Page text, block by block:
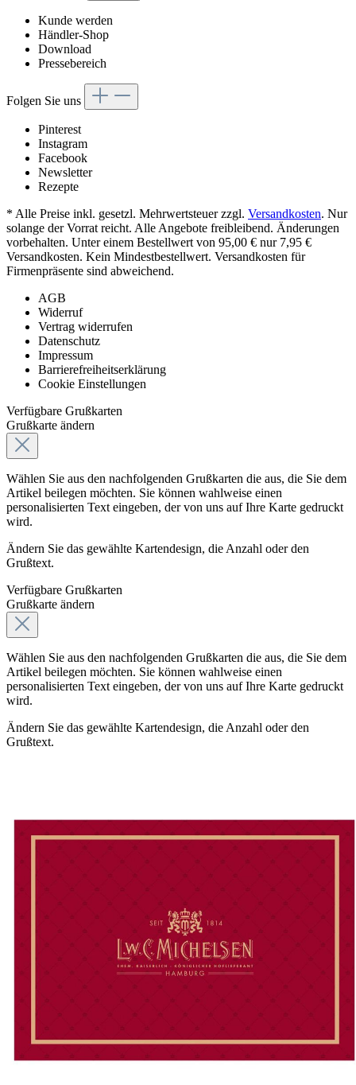
Kunde werden
Händler-Shop
Download
Pressebereich
Folgen Sie uns
Pinterest
Instagram
Facebook
Newsletter
Rezepte
* Alle Preise inkl. gesetzl. Mehrwertsteuer zzgl. Versandkosten. Nur
solange der Vorrat reicht. Alle Angebote freibleibend. Änderungen
vorbehalten. Unter einem Bestellwert von 95,00 € nur 7,95 €
Versandkosten. Kein Mindestbestellwert. Versandkosten für
Firmenpräsente sind abweichend.
AGB
Widerruf
Vertrag widerrufen
Datenschutz
Impressum
Barrierefreiheitserklärung
Cookie Einstellungen
Verfügbare Grußkarten
Grußkarte ändern
Wählen Sie aus den nachfolgenden Grußkarten die aus, die Sie dem
Artikel beilegen möchten. Sie können wahlweise einen
personalisierten Text eingeben, der von uns auf Ihre Karte gedruckt
wird.
Ändern Sie das gewählte Kartendesign, die Anzahl oder den
Grußtext.
Verfügbare Grußkarten
Grußkarte ändern
Wählen Sie aus den nachfolgenden Grußkarten die aus, die Sie dem
Artikel beilegen möchten. Sie können wahlweise einen
personalisierten Text eingeben, der von uns auf Ihre Karte gedruckt
wird.
Ändern Sie das gewählte Kartendesign, die Anzahl oder den
Grußtext.